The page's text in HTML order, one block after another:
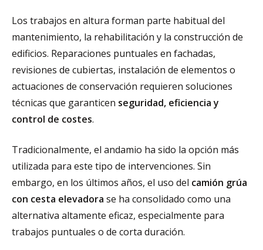
Los trabajos en altura forman parte habitual del
mantenimiento, la rehabilitación y la construcción de
edificios. Reparaciones puntuales en fachadas,
revisiones de cubiertas, instalación de elementos o
actuaciones de conservación requieren soluciones
técnicas que garanticen seguridad, eficiencia y
control de costes.
Tradicionalmente, el andamio ha sido la opción más
utilizada para este tipo de intervenciones. Sin
embargo, en los últimos años, el uso del camión grúa
con cesta elevadora se ha consolidado como una
alternativa altamente eficaz, especialmente para
trabajos puntuales o de corta duración.